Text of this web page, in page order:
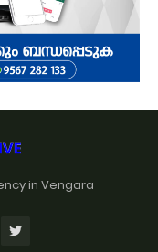
in Vengara